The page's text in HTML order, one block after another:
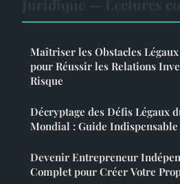
Maîtriser les Obstacles
pour Réussir les Relations
Risque
Décryptage des Défis Légaux
Mondial : Guide
Devenir Entrepreneur
Complet pour Créer Votre